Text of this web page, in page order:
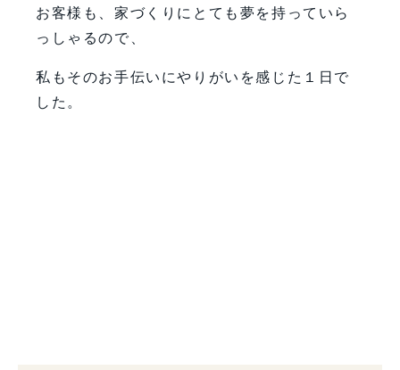
お客様も、家づくりにとても夢を持っていら
っしゃるので、
私もそのお手伝いにやりがいを感じた１日で
した。